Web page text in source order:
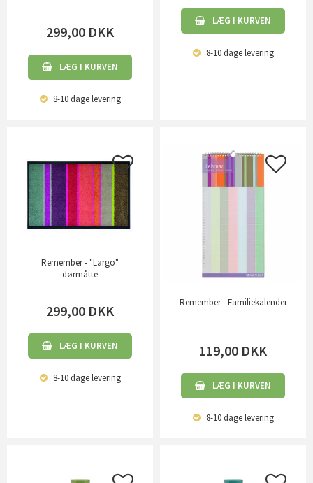
299,00 DKK
LÆG I KURVEN
8-10 dagelevering
LÆG I KURVEN
8-10 dagelevering
Remember - "Largo"
dørmåtte
299,00 DKK
LÆG I KURVEN
8-10 dagelevering
Remember - Familiekalender
119,00 DKK
LÆG I KURVEN
8-10 dagelevering